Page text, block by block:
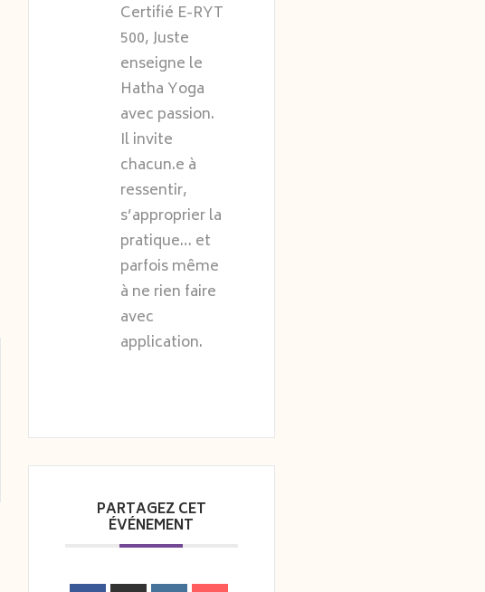
Certifié E-RYT
500, Juste
enseigne le
Hatha Yoga
avec passion.
Il invite
chacun.e à
ressentir,
s’approprier la
pratique… et
parfois même
à ne rien faire
avec
application.
PARTAGEZ CET
ÉVÉNEMENT